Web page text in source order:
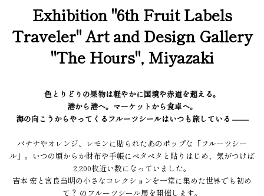
Exhibition "6th Fruit Labels
Traveler" Art and Design Gallery
"The Hours", Miyazaki
色とりどりの果物は軽やかに国境や赤道を超える。
港から港へ。マーケットから食卓へ。
海の向こうからやってくるフルーツシールはいつも旅している ––––
バナナやオレンジ、レモンに貼られたあのポップな「フルーツシー
ル」。いつの頃からか財布や手帳にペタペタと貼りはじめ、気がつけば
2,200枚近い数になっていました。
吉本 宏と宮良当明の小さなコレクションを一堂に集めた世界でも初め
て？ のフルーツシール展を開催します。